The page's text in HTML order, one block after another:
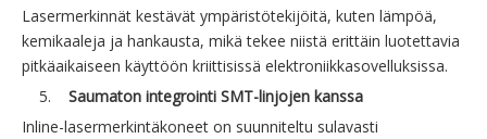
Lasermerkinnät kestävät ympäristötekijöitä, kuten lämpöä,
kemikaaleja ja hankausta, mikä tekee niistä erittäin luotettavia
pitkäaikaiseen käyttöön kriittisissä elektroniikkasovelluksissa.
5. Saumaton integrointi SMT-linjojen kanssa
Inline-lasermerkintäkoneet on suunniteltu sulavasti